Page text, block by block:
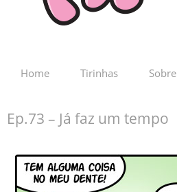
Home Tirinhas Sobre
Ep.73 – Já faz um tempo